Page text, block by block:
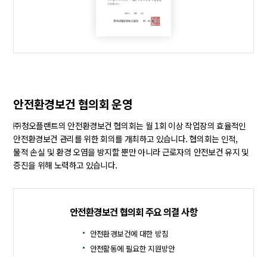
안전환경보건 협의회 운영
㈜청오플랜트의 안전환경보건 협의회는 월 1회 이상 작업장의 효율적인
안전환경보건 관리를 위한 회의를 개최하고 있습니다. 협의회는 인적,
물적 손실 및 환경 오염을 방지할 뿐만 아니라 근로자의 안전보건 유지 및
증진을 위해 노력하고 있습니다.
안전환경보건 협의회 주요 의결 사항
안전환경보건에 대한 방침
안전활동에 필요한 지원방안